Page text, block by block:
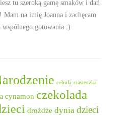
tu szeroką gamę smaków i dań
Mam na imię Joanna i zachęcam
wspólnego gotowania :)
cebula ciasteczka
cynamon czekolada
drożdże dynia dzieci